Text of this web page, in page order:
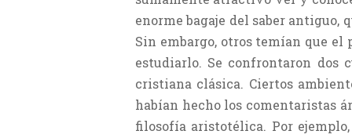
enorme bagaje del saber
Sin embargo, otros temían que
estudiarlo. Se confrontaron
cristiana clásica. Ciertos
habían hecho los comentaristas
filosofía aristotélica. Por